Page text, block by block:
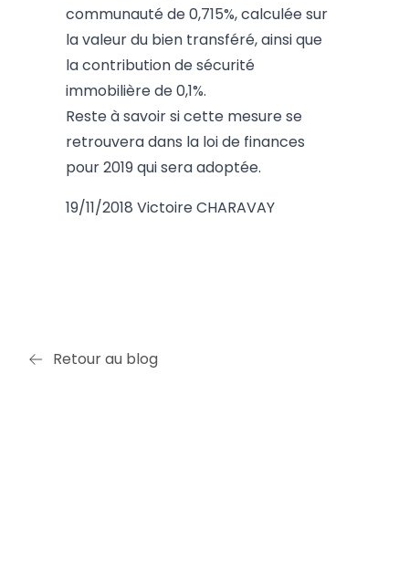
communauté de 0,715%, calculée sur
la valeur du bien transféré, ainsi que
la contribution de sécurité
immobilière de 0,1%.
Reste à savoir si cette mesure se
retrouvera dans la loi de finances
pour 2019 qui sera adoptée.
19/11/2018 Victoire CHARAVAY
Retour au blog